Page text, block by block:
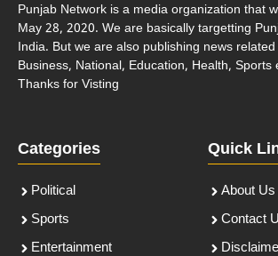
Punjab Network is a media organization that
May 28, 2020. We are basically targetting
India. But we are also publishing news
Business, National, Education, Health, Sports
Thanks for Visting
Categories
Political
Sports
Entertainment
Quick
About Us
Contact